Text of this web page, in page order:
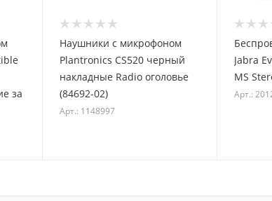
за
Наушники с микрофоном
Plantronics CS520 черный
накладные Radio оголовье
(84692-02)
Арт.: 1148997
Jabra
MS
Арт.: